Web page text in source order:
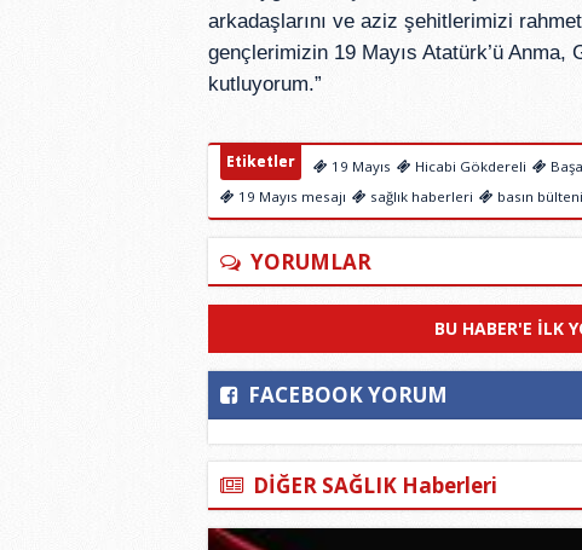
arkadaşlarını ve aziz şehitlerimizi
gençlerimizin 19 Mayıs Atatürk’ü Anma,
kutluyorum.”
Etiketler 19 Mayıs Hicabi Gökdereli
19 Mayıs mesajı
sağlık haberleri basın bülteni
YORUMLAR
BU HABER'E ILK
FACEBOOK YORUM
DİĞER SAĞLIK Haberleri